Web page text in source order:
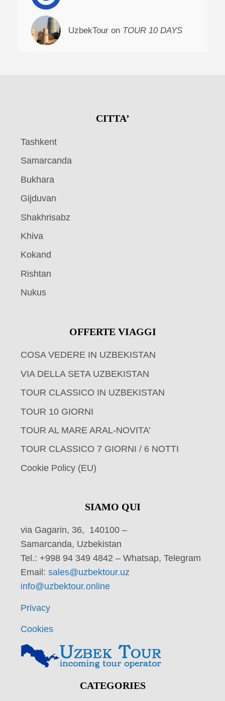
UzbekTour on TOUR 10 DAYS
CITTA’
Tashkent
Samarcanda
Bukhara
Gijduvan
Shakhrisabz
Khiva
Kokand
Rishtan
Nukus
OFFERTE VIAGGI
COSA VEDERE IN UZBEKISTAN
VIA DELLA SETA UZBEKISTAN
TOUR CLASSICO IN UZBEKISTAN
TOUR 10 GIORNI
TOUR AL MARE ARAL-NOVITA’
TOUR CLASSICO 7 GIORNI / 6 NOTTI
Cookie Policy (EU)
SIAMO QUI
via Gagarin, 36, 140100 –
Samarcanda, Uzbekistan
Tel.: +998 94 349 4842 – Whatsap, Telegram
Email: sales@uzbektour.uz
info@uzbektour.online
Privacy
Cookies
CATEGORIES